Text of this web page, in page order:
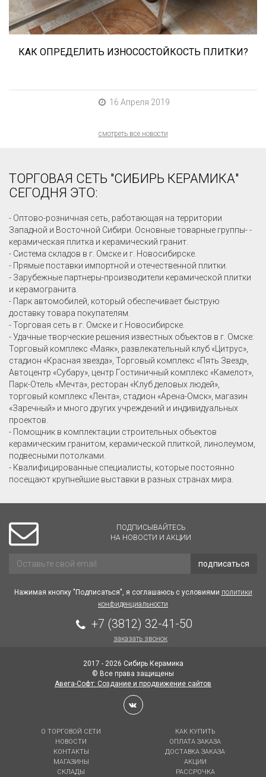
КАК ОПРЕДЕЛИТЬ ИЗНОСОСТОЙКОСТЬ ПЛИТКИ?
16 Апреля 2019
смотреть все новости
ТОРГОВАЯ СЕТЬ "СИБИРЬ КЕРАМИКА"
СЕГОДНЯ ЭТО:
- Оптово-розничная сеть, работающая на территории
Западной и Восточной Сибири. Основные товарные группы- -
керамическая плитка и керамический гранит.
- Система складов в г. Омске и г. Новосибирске.
- Прямые поставки импортной и отечественной плитки.
- Зарубежные партнеры-производители керамической плитки
и керамогранита.
- Парк автомобилей, который обеспечивает быструю
доставку товара покупателям.
- Торговая сеть в г. Омске и г.Новосибирске.
- Удачные творческие решения известных объектов в г. Омске:
Торговый комплекс «Маяк», развлекательный клуб «Цитрус»,
стадион «Красная звезда», Торговый комплекс «Пять Звезд»,
Автоцентр «Субару», центр Гостиничный комплекс «Камелот»,
Парк-Отель «Мечта», ресторан «Клуб деловых людей»,
торговый комплекс «Лента», стадион «Арена-Омск», магазин
«Заречный» и много других учреждений и индивидуальных
проектов.
- Помощник в комплектации строительных объектов
керамическим гранитом, керамической плиткой, линолеумом,
подвесными потолками.
- Квалифицированные специалисты, которые постоянно
посещают крупнейшие выставки в разных странах мира.
ПОДПИСЫВАЙТЕСЬ
НА НОВОСТИ И АКЦИИ
подписаться
Нажимая кнопку "Подписаться", я соглашаюсь с условиями политики
конфиденциальности
+7 (3812) 32-41-50
заказать звонок
2017 - 2026 Сибирь Керамика
© Все права защищены
Авега-Софт: Создание и продвижение сайтов
О ТОРГОВОЙ СЕТИ
НОВОСТИ
КОНТАКТЫ
МАГАЗИНЫ
СКЛАДЫ
КАК КУПИТЬ
ОПЛАТА ЗАКАЗА
ДОСТАВКА ЗАКАЗА
АКЦИИ
РАССРОЧКА